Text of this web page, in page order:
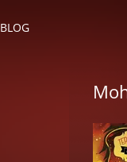
BLOG